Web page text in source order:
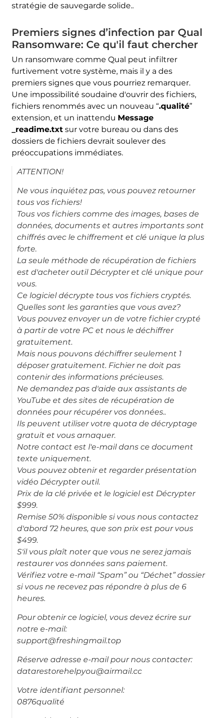
stratégie de sauvegarde solide..
Premiers signes d’infection par Qual
Ransomware: Ce qu'il faut chercher
Un ransomware comme Qual peut infiltrer
furtivement votre système, mais il y a des
premiers signes que vous pourriez remarquer.
Une impossibilité soudaine d'ouvrir des fichiers,
fichiers renommés avec un nouveau “.qualité”
extension, et un inattendu Message
_readime.txtsur votre bureau ou dans des
dossiers de fichiers devrait soulever des
préoccupations immédiates.
ATTENTION!
Ne vous inquiétez pas, vous pouvez retourner
tous vos fichiers!
Tous vos fichiers comme des images, bases de
données, documents et autres importants sont
chiffrés avec le chiffrement et clé unique la plus
forte.
La seule méthode de récupération de fichiers
est d'acheter outil Décrypter et clé unique pour
vous.
Ce logiciel décrypte tous vos fichiers cryptés.
Quelles sont les garanties que vous avez?
Vous pouvez envoyer un de votre fichier crypté
à partir de votre PC et nous le déchiffrer
gratuitement.
Mais nous pouvons déchiffrer seulement 1
déposer gratuitement. Fichier ne doit pas
contenir des informations précieuses.
Ne demandez pas d'aide aux assistants de
YouTube et des sites de récupération de
données pour récupérer vos données..
Ils peuvent utiliser votre quota de décryptage
gratuit et vous arnaquer.
Notre contact est l'e-mail dans ce document
texte uniquement.
Vous pouvez obtenir et regarder présentation
vidéo Décrypter outil.
Prix ​​de la clé privée et le logiciel est Décrypter
$999.
Remise 50% disponible si vous nous contactez
d'abord 72 heures, que son prix est pour vous
$499.
S'il vous plaît noter que vous ne serez jamais
restaurer vos données sans paiement.
Vérifiez votre e-mail “Spam” ou “Déchet” dossier
si vous ne recevez pas répondre à plus de 6
heures.
Pour obtenir ce logiciel, vous devez écrire sur
notre e-mail:
support@freshingmail.top
Réserve adresse e-mail pour nous contacter:
datarestorehelpyou@airmail.cc
Votre identifiant personnel:
0876qualité